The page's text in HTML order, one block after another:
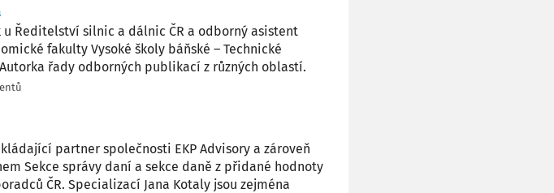
u Ředitelství silnic a dálnic ČR a odborný asistent
fakulty Vysoké školy báňské – Technické
řady odborných publikací z různých oblastí.
partner společnosti EKP Advisory a zároveň
Sekce správy daní a sekce daně z přidané hodnoty
ČR. Specializací Jana Kotaly jsou zejména